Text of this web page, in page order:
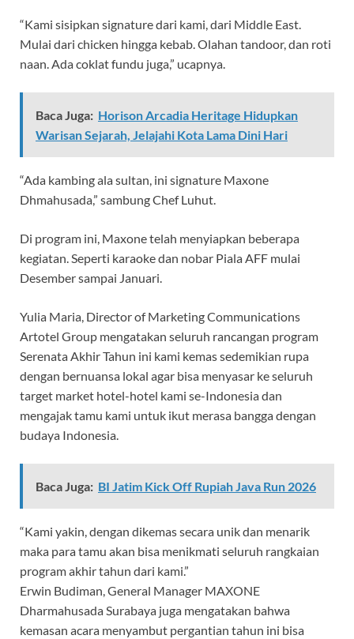
“Kami sisipkan signature dari kami, dari Middle East.
Mulai dari chicken hingga kebab. Olahan tandoor, dan roti
naan. Ada coklat fundu juga,” ucapnya.
Baca Juga: Horison Arcadia Heritage Hidupkan
Warisan Sejarah, Jelajahi Kota Lama Dini Hari
“Ada kambing ala sultan, ini signature Maxone
Dhmahusada,” sambung Chef Luhut.
Di program ini, Maxone telah menyiapkan beberapa
kegiatan. Seperti karaoke dan nobar Piala AFF mulai
Desember sampai Januari.
Yulia Maria, Director of Marketing Communications
Artotel Group mengatakan seluruh rancangan program
Serenata Akhir Tahun ini kami kemas sedemikian rupa
dengan bernuansa lokal agar bisa menyasar ke seluruh
target market hotel-hotel kami se-Indonesia dan
mengajak tamu kami untuk ikut merasa bangga dengan
budaya Indonesia.
Baca Juga: BI Jatim Kick Off Rupiah Java Run 2026
“Kami yakin, dengan dikemas secara unik dan menarik
maka para tamu akan bisa menikmati seluruh rangkaian
program akhir tahun dari kami.”
Erwin Budiman, General Manager MAXONE
Dharmahusada Surabaya juga mengatakan bahwa
kemasan acara menyambut pergantian tahun ini bisa